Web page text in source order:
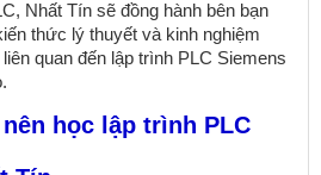
Nhất Tín sẽ đồng hành bên bạn
thức lý thuyết và kinh nghiệm
quan đến lập trình PLC Siemens
học lập trình PLC